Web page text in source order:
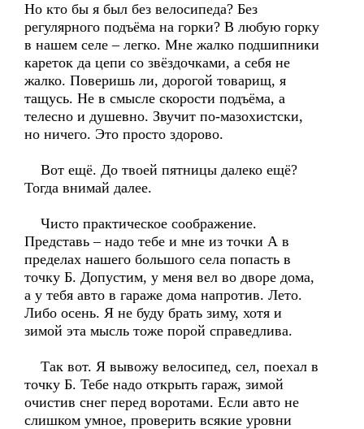
Но кто бы я был без велосипеда? Без
регулярного подъёма на горки? В любую горку
в нашем селе – легко. Мне жалко подшипники
кареток да цепи со звёздочками, а себя не
жалко. Поверишь ли, дорогой товарищ, я
тащусь. Не в смысле скорости подъёма, а
телесно и душевно. Звучит по-мазохистски,
но ничего. Это просто здорово.
Вот ещё. До твоей пятницы далеко ещё?
Тогда внимай далее.
Чисто практическое соображение.
Представь – надо тебе и мне из точки А в
пределах нашего большого села попасть в
точку Б. Допустим, у меня вел во дворе дома,
а у тебя авто в гараже дома напротив. Лето.
Либо осень. Я не буду брать зиму, хотя и
зимой эта мысль тоже порой справедлива.
Так вот. Я вывожу велосипед, сел, поехал в
точку Б. Тебе надо открыть гараж, зимой
очистив снег перед воротами. Если авто не
слишком умное, проверить всякие уровни